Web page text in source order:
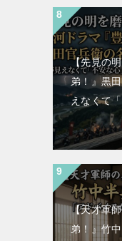
【先見の
弟！』黒
えなくて
【天才軍
弟！』竹